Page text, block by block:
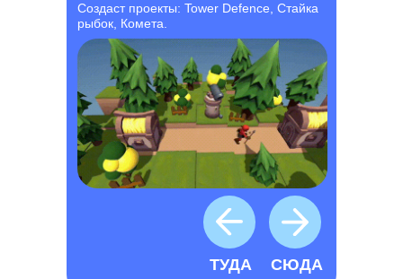
ТУДА СЮДА
Создаст проекты: Tower Defence, Стайка
рыбок, Комета.